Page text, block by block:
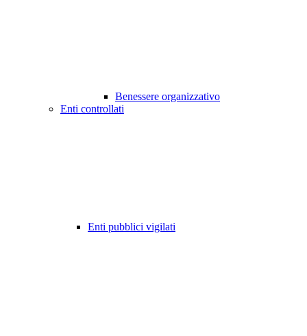
Benessere organizzativo
Enti controllati
Enti pubblici vigilati